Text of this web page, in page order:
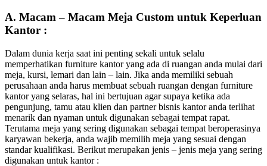
A. Macam – Macam Meja Custom untuk Keperluan
Kantor :
Dalam dunia kerja saat ini penting sekali untuk selalu
memperhatikan furniture kantor yang ada di ruangan anda mulai dari
meja, kursi, lemari dan lain – lain. Jika anda memiliki sebuah
perusahaan anda harus membuat sebuah ruangan dengan furniture
kantor yang selaras, hal ini bertujuan agar supaya ketika ada
pengunjung, tamu atau klien dan partner bisnis kantor anda terlihat
menarik dan nyaman untuk digunakan sebagai tempat rapat.
Terutama meja yang sering digunakan sebagai tempat beroperasinya
karyawan bekerja, anda wajib memilih meja yang sesuai dengan
standar kualifikasi. Berikut merupakan jenis – jenis meja yang sering
digunakan untuk kantor :